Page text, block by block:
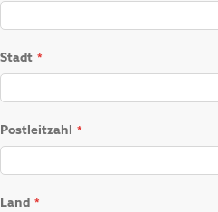
Stadt
Postleitzahl
Land